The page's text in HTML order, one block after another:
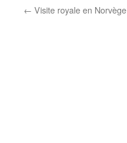
← Visite royale en Norvège